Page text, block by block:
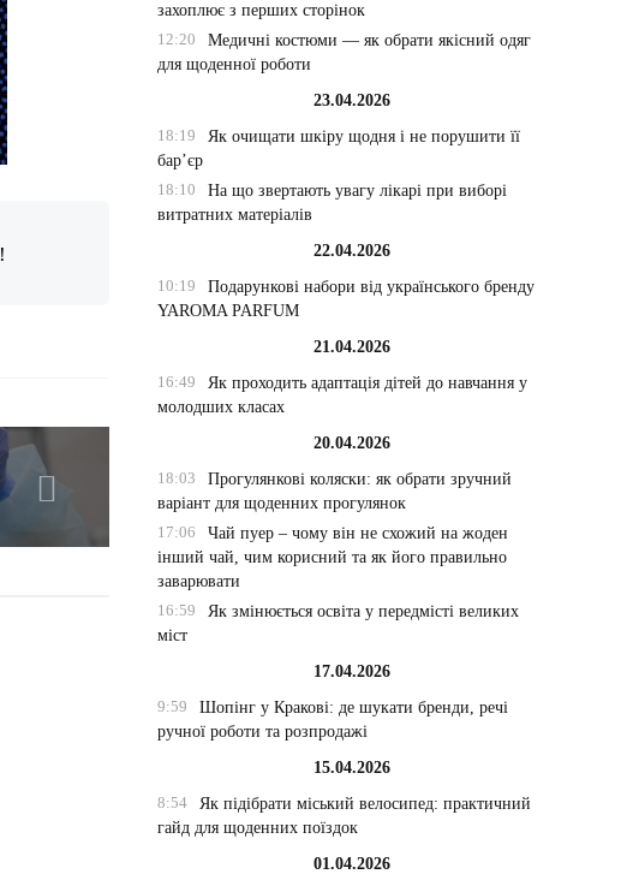
!
захоплює з перших сторінок
12:20
Медичні костюми — як обрати якісний одяг
для щоденної роботи
23.04.2026
18:19
Як очищати шкіру щодня і не порушити її
бар’єр
18:10
На що звертають увагу лікарі при виборі
витратних матеріалів
22.04.2026
10:19
Подарункові набори від українського бренду
YAROMA PARFUM
21.04.2026
16:49
Як проходить адаптація дітей до навчання у
молодших класах
20.04.2026
18:03
Прогулянкові коляски: як обрати зручний
варіант для щоденних прогулянок
17:06
Чай пуер – чому він не схожий на жоден
інший чай, чим корисний та як його правильно
заварювати
16:59
Як змінюється освіта у передмісті великих
міст
17.04.2026
9:59
Шопінг у Кракові: де шукати бренди, речі
ручної роботи та розпродажі
15.04.2026
8:54
Як підібрати міський велосипед: практичний
гайд для щоденних поїздок
01.04.2026